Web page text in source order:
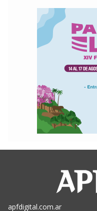
apfdigital.com.ar